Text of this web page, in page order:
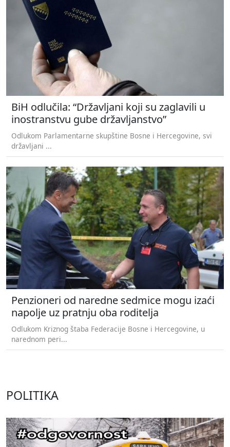
BiH odlučila: “Državljani koji su zaglavili u
inostranstvu gube državljanstvo”
Odlukom Parlamentarne skupštine Bosne i Hercegovine, svi
državljani ...
Penzioneri od naredne sedmice mogu izaći
napolje uz pratnju oba roditelja
Odlukom Kriznog štaba Federacije Bosne i Hercegovine, u
narednom peri...
POLITIKA